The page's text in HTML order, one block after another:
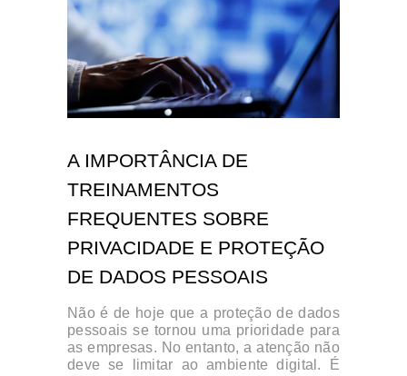
A IMPORTÂNCIA DE
TREINAMENTOS
FREQUENTES SOBRE
PRIVACIDADE E PROTEÇÃO
DE DADOS PESSOAIS
Não é de hoje que a proteção de dados
pessoais se tornou uma prioridade para
as empresas. No entanto, a atenção não
deve se limitar ao ambiente digital. É